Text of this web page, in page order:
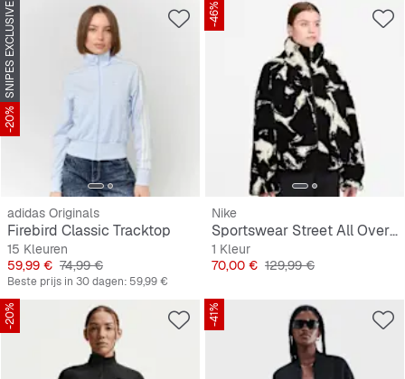
SNIPES EXCLUSIVE
-20%
adidas Originals
Firebird Classic Tracktop
15 Kleuren
Prijs
59,99 € Originele Prijs
74,99 €
Beste prijs in 30 dagen: 59,99 €
-46%
Nike
Sportswear Street All Over Print Sherpa
1 Kleur
Prijs
70,00 € Originele Prijs
129,99 €
-20% -41%